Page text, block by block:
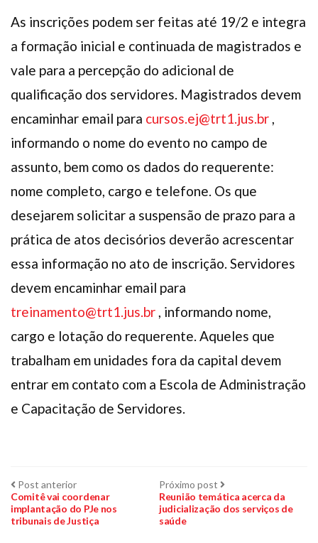
As inscrições podem ser feitas até 19/2 e integra
a formação inicial e continuada de magistrados e
vale para a percepção do adicional de
qualificação dos servidores. Magistrados devem
encaminhar email para cursos.ej@trt1.jus.br,
informando o nome do evento no campo de
assunto, bem como os dados do requerente:
nome completo, cargo e telefone. Os que
desejarem solicitar a suspensão de prazo para a
prática de atos decisórios deverão acrescentar
essa informação no ato de inscrição. Servidores
devem encaminhar email para
treinamento@trt1.jus.br, informando nome,
cargo e lotação do requerente. Aqueles que
trabalham em unidades fora da capital devem
entrar em contato com a Escola de Administração
e Capacitação de Servidores.
Navegação
de
Post anteriorPost
anterior:
Comitê vai coordenar
implantação do PJe nos
tribunais de Justiça
Próximo post Próximo
post:
Reunião temática acerca da
judicialização dos serviços de
saúde